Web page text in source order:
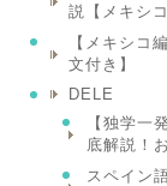
説【メキシ
【メキシコ
文付き】
DELE
【独学一
底解説！
スペイン